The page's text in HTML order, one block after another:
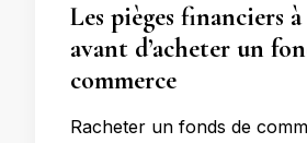
Les pièges financiers
avant d’acheter un
commerce
Racheter un fonds de